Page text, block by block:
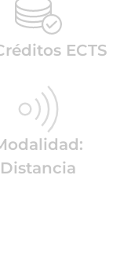
ECTS
Distancia